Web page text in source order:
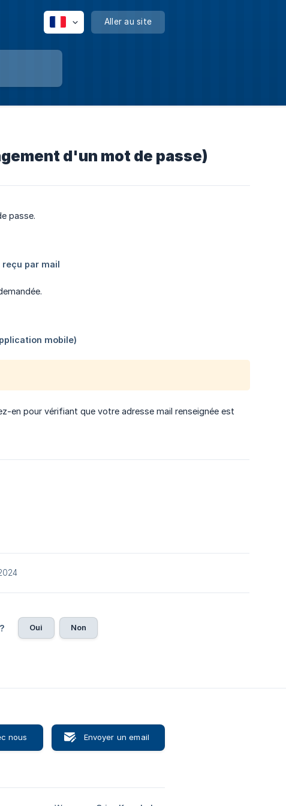
Aller au site
d'un mot de passe)
passe.
en pour vérifiant que votre adresse mail renseignée est
Oui Non
nous Envoyer un email